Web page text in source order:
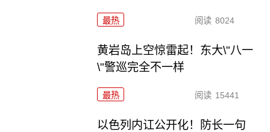
最热 阅读 8024
黄岩岛上空惊雷起！东大\"八一
\"警巡完全不一样
最热 阅读 15441
以色列内讧公开化！防长一句